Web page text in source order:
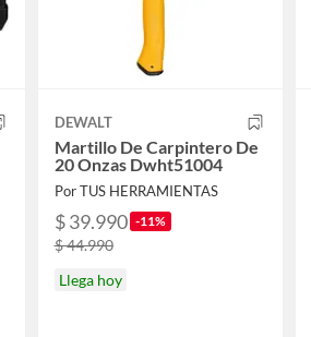
DEWALT
Martillo De Carpintero De
20 Onzas Dwht51004
Por TUS HERRAMIENTAS
$ 39.990 -11%
$ 44.990
Llega hoy